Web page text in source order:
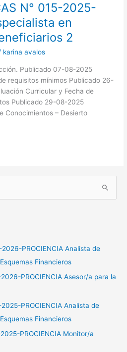
N° 015-2025-
en
2
karina avalos
Publicado 07-08-2025
requisitos mínimos Publicado 26-
Curricular y Fecha de
Publicado 29-08-2025
Conocimientos – Desierto
PROCIENCIA Analista de
Financieros
PROCIENCIA Asesor/a para la
PROCIENCIA Analista de
Financieros
PROCIENCIA Monitor/a